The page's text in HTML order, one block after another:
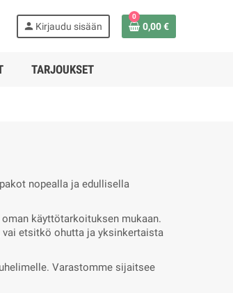
person Kirjaudu sisään
0
0,00 €
TARJOUKSET
nopealla ja edullisella
käyttötarkoituksen mukaan.
etsitkö ohutta ja yksinkertaista
Varastomme sijaitsee